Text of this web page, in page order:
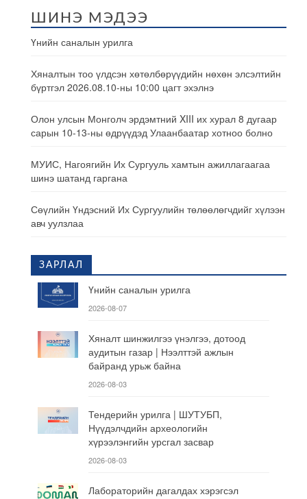
ШИНЭ МЭДЭЭ
Үнийн саналын урилга
Хяналтын тоо үлдсэн хөтөлбөрүүдийн нөхөн элсэлтийн
бүртгэл 2026.08.10-ны 10:00 цагт эхэлнэ
Олон улсын Монголч эрдэмтний XIII их хурал 8 дугаар
сарын 10-13-ны өдрүүдэд Улаанбаатар хотноо болно
МУИС, Нагоягийн Их Сургууль хамтын ажиллагаагаа
шинэ шатанд гаргана
Сөүлийн Үндэсний Их Сургуулийн төлөөлөгчдийг хүлээн
авч уулзлаа
ЗАРЛАЛ
Үнийн саналын урилга
2026-08-07
Хяналт шинжилгээ үнэлгээ, дотоод
аудитын газар | Нээлттэй ажлын
байранд урьж байна
2026-08-03
Тендерийн урилга | ШУТУБП,
Нүүдэлчдийн археологийн
хүрээлэнгийн урсгал засвар
2026-08-03
Лабораторийн дагалдах хэрэгсэл